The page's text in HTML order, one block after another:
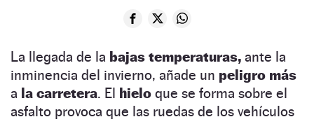
La llegada de la bajas temperaturas, ante la
inminencia del invierno, añade un peligro más
a la carretera. El hielo que se forma sobre el
asfalto provoca que las ruedas de los vehículos